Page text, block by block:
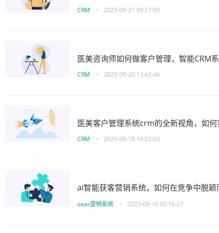
CRM • 2025-09-21 09:17:50
医美咨询师如何做客户管理，智能CRM
CRM • 2025-09-20 13:43:40
医美客户管理系统crm的全新视角，如
CRM • 2025-09-18 16:02:03
ai智能获客营销系统，如何在竞争中脱颖
saas营销系统 • 2025-09-16 09:16:27